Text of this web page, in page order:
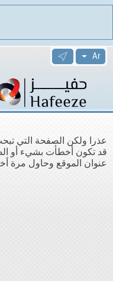
عذرا ولكن الصفحة التي
قد تكون أخطأت بشيء أو
عنوان الموقع وحاول مرة